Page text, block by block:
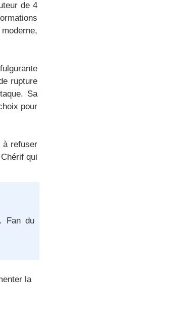
de 4
rupture
Sa
pour
à refuser
qui
Fan du
la